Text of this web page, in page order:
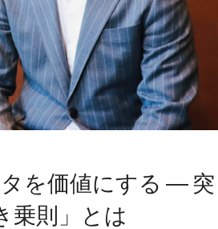
を価値にする ― 突
乗則」とは